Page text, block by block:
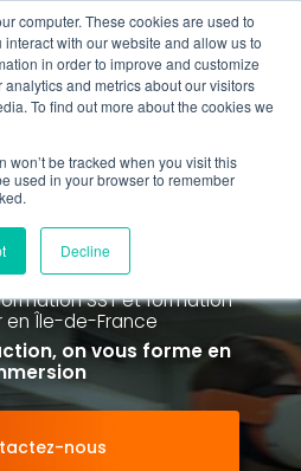
computer. These cookies are used to
with our website and allow us to
in order to improve and customize
and metrics about our visitors
To find out more about the cookies we
won’t be tracked when you visit this
used in your browser to remember
Decline
Rappel gratuit
formation SST et
Incendie
depuis 2015
SST et formation
en Île-de-France
on vous forme en
nous